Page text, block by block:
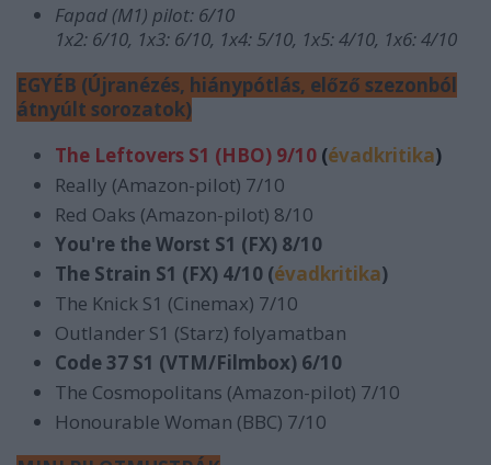
Fapad (M1) pilot: 6/10
1x2: 6/10, 1x3: 6/10, 1x4: 5/10, 1x5: 4/10, 1x6: 4/10
EGYÉB (Újranézés, hiánypótlás, előző szezonból
átnyúlt sorozatok)
The Leftovers S1 (HBO) 9/10 (évadkritika)
Really (Amazon-pilot) 7/10
Red Oaks (Amazon-pilot) 8/10
You're the Worst S1 (FX) 8/10
The Strain S1 (FX) 4/10 (évadkritika)
The Knick S1 (Cinemax) 7/10
Outlander S1 (Starz) folyamatban
Code 37 S1 (VTM/Filmbox) 6/10
The Cosmopolitans (Amazon-pilot) 7/10
Honourable Woman (BBC) 7/10